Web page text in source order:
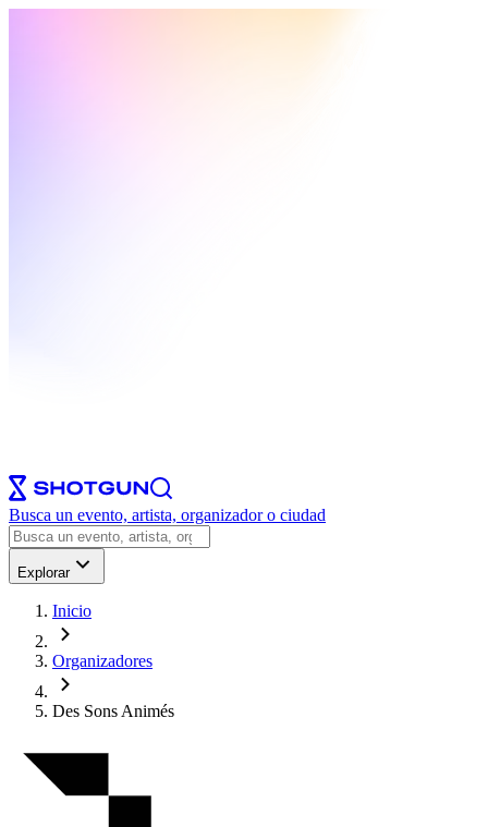
Busca un evento, artista, organizador o ciudad
Explorar
Inicio
Organizadores
Des Sons Animés